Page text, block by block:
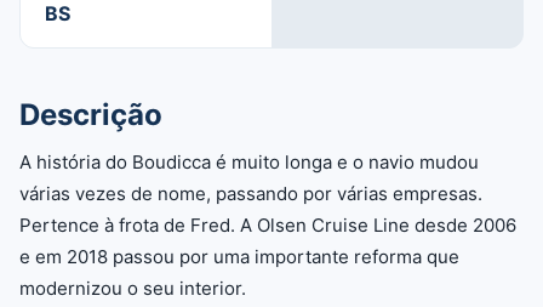
BS
Descrição
A história do Boudicca é muito longa e o navio mudou
várias vezes de nome, passando por várias empresas.
Pertence à frota de Fred. A Olsen Cruise Line desde 2006
e em 2018 passou por uma importante reforma que
modernizou o seu interior.